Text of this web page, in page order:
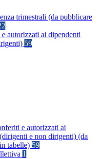
trimestrali (da pubblicare
autorizzati ai dipendenti
59
e autorizzati ai
e non dirigenti) (da
tabelle) 59
1